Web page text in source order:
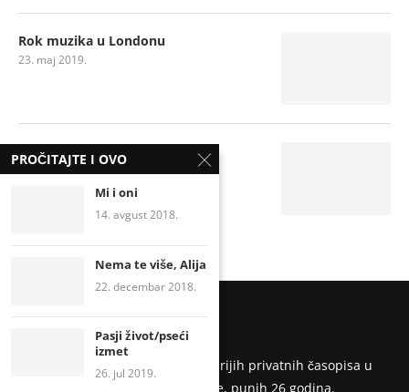
Rok muzika u Londonu
23. maj 2019.
Hajdemo u planine
4. februar 2019.
Užička nedelja je jedan od najstarijih privatnih časopisa u
Srbiji. Izlazi od maja 1994. godine, punih 26 godina.
PROČITAJTE I OVO
Mi i oni
14. avgust 2018.
Nema te više, Alija
22. decembar 2018.
Pasji život/pseći
izmet
26. jul 2019.